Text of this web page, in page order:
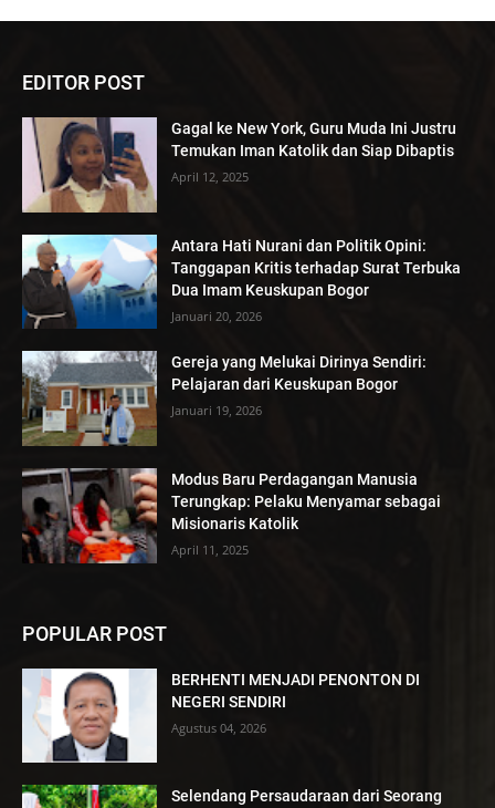
EDITOR POST
Gagal ke New York, Guru Muda Ini Justru
Temukan Iman Katolik dan Siap Dibaptis
April 12, 2025
Antara Hati Nurani dan Politik Opini:
Tanggapan Kritis terhadap Surat Terbuka
Dua Imam Keuskupan Bogor
Januari 20, 2026
Gereja yang Melukai Dirinya Sendiri:
Pelajaran dari Keuskupan Bogor
Januari 19, 2026
Modus Baru Perdagangan Manusia
Terungkap: Pelaku Menyamar sebagai
Misionaris Katolik
April 11, 2025
POPULAR POST
BERHENTI MENJADI PENONTON DI
NEGERI SENDIRI
Agustus 04, 2026
Selendang Persaudaraan dari Seorang